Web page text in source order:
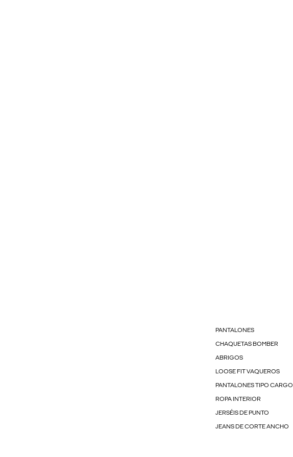
PANTALONES
CHAQUETAS BOMBER
ABRIGOS
LOOSE FIT VAQUEROS
PANTALONES TIPO CARGO
ROPA INTERIOR
JERSÉIS DE PUNTO
JEANS DE CORTE ANCHO